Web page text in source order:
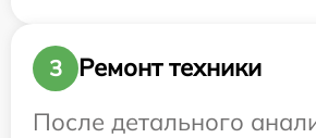
3
Ремонт техники
После детального